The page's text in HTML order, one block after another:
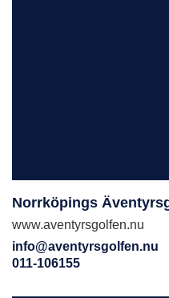
Norrköpings
www.aventyrsgolfen.nu
info@aventyrsgolfen.nu
011-106155